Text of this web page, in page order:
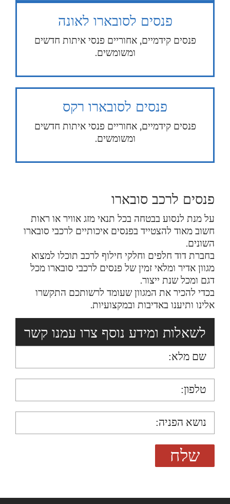
פנסים לסובארו לאונה
פנסים קידמיים, אחוריים פנסי איתות חדשים
ומשומשים.
פנסים לסובארו רקס
פנסים קידמיים, אחוריים פנסי איתות חדשים
ומשומשים.
פנסים לרכב סובארו
על מנת לנסוע בבטחה בכל תנאי מזג אוויר או ראות
חשוב מאוד להצטייד בפנסים איכותיים לרכבי סובארו
השונים.
בחברת דוד חלפים וחלקי חילוף לרכב תוכלו למצוא
מגוון אדיר ומלאי זמין של פנסים לרכבי סובארו מכל
דגם ומכל שנת ייצור.
בכדי להכיר את המגוון שעומד לרשותכם התקשרו
אלינו ותיענו באדיבות ובמקצועיות.
לשאלות ומידע נוסף צרו עמנו קשר